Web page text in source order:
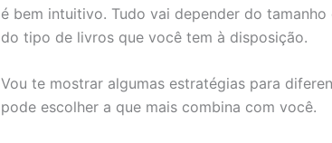
é bem intuitivo. Tudo vai depender do
do tipo de livros que você tem à disposição.
Vou te mostrar algumas estratégias para
pode escolher a que mais combina com você.